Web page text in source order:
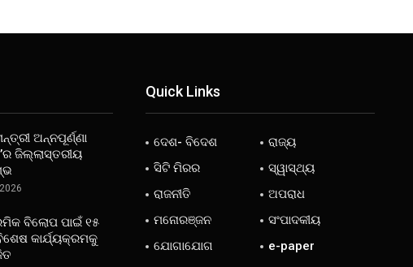
ଅନ୍ନପୂର୍ଣ୍ଣା
ଜିଲ୍ଲାସ୍ତରୀୟ
ବିଲୋପ ପାଇଁ ୧୫
କାର୍ଯ୍ୟକ୍ରମକୁ
Quick Links
ଦେଶ- ବିଦେଶ
ରାଜ୍ୟ
ସିଟି ମିରର
ସ୍ୱାସ୍ଥ୍ୟ
ରାଜନୀତି
ଅପରାଧ
ମନୋରଞ୍ଜନ
ସଂପାଦକୀୟ
ଯୋଗାଯୋଗ
e-paper